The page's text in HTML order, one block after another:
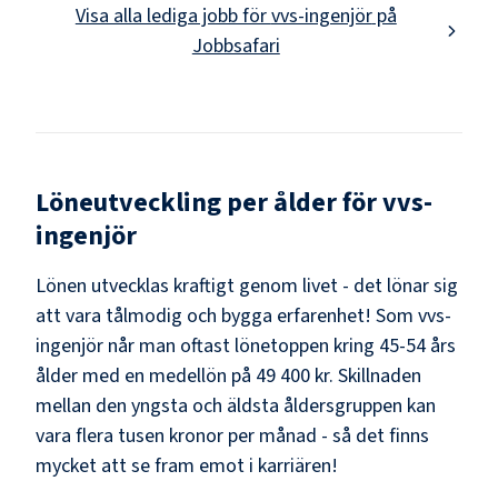
Visa alla lediga jobb förvvs-ingenjörpå
Jobbsafari
Löneutveckling per ålder förvvs-
ingenjör
Lönen utvecklas kraftigt genom livet - det lönar sig
att vara tålmodig och bygga erfarenhet! Som vvs-
ingenjör når man oftast lönetoppen kring 45-54 års
ålder med en medellön på 49 400 kr. Skillnaden
mellan den yngsta och äldsta åldersgruppen kan
vara flera tusen kronor per månad - så det finns
mycket att se fram emot i karriären!